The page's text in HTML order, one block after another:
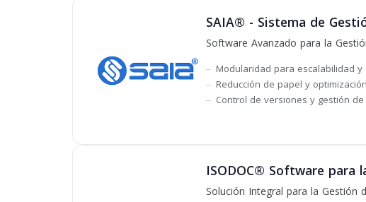
SAIA® - Sistema de
Software Avanzado para la
Modularidad para escalabilidad
Reducción de papel y
Control de versiones y gestión
ISODOC® Software para
Solución Integral para la Gestión